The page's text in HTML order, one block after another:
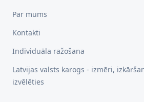
Par mums
Kontakti
Individuāla ražošana
Latvijas valsts karogs - izmēri,
izvēlēties